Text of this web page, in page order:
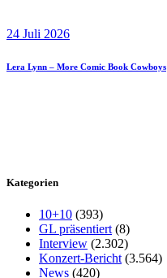
24 Juli 2026
Lera Lynn – More Comic Book Cowboys
Kategorien
10+10 (393)
GL präsentiert (8)
Interview (2.302)
Konzert-Bericht (3.564)
News (420)